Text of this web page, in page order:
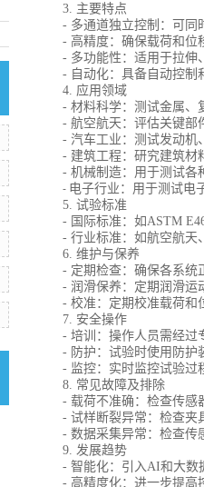
3. 主要特点
- 多通道独立控制：可同
- 高精度：确保载荷和位
- 多功能性：适用于拉伸
- 自动化：具备自动控制
4. 应用领域
- 材料科学：测试金属、
- 航空航天：评估关键部
- 汽车工业：测试发动机
- 建筑工程：研究建筑材
- 机械制造：用于测试各
- 电子行业：用于测试电
5. 试验标准
- 国际标准：如ASTM
- 行业标准：如航空航天
6. 维护与保养
- 定期检查：确保各系统
- 润滑保养：定期润滑运
- 校准：定期校准载荷和
7. 安全操作
- 培训：操作人员需经过
- 防护：试验时使用防护
- 监控：实时监控试验过
8. 常见故障及排除
- 载荷不准确：检查传感
- 试样断裂异常：检查夹
- 数据采集异常：检查传
9. 发展趋势
- 智能化：引入AI和大数
- 高精度化：进一步提高